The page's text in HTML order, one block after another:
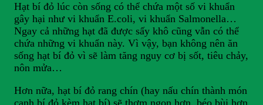
Hạt bí đỏ lúc còn sống có thể chứa một số vi khuẩn
gây hại như vi khuẩn E.coli, vi khuẩn Salmonella…
Ngay cả những hạt đã được sấy khô cũng vẫn có thể
chứa những vi khuẩn này. Vì vậy, bạn không nên ăn
sống hạt bí đỏ vì sẽ làm tăng nguy cơ bị sốt, tiêu chảy,
nôn mửa…
Hơn nữa, hạt bí đỏ rang chín (hay nấu chín thành món
canh bí đỏ kèm hạt bí) sẽ thơm ngon hơn, béo bùi hơn